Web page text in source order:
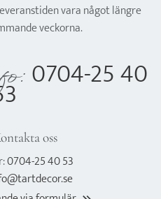
vara något längre
veckorna.
0704-25 40
oss
0704-25 40 53